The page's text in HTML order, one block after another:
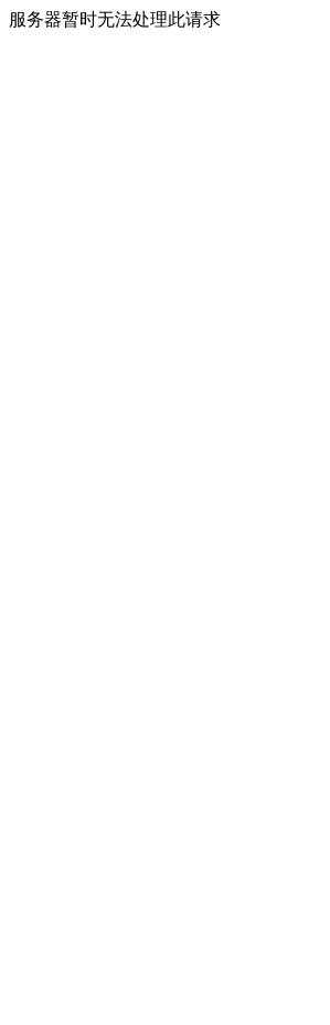
服务器暂时无法处理此请求